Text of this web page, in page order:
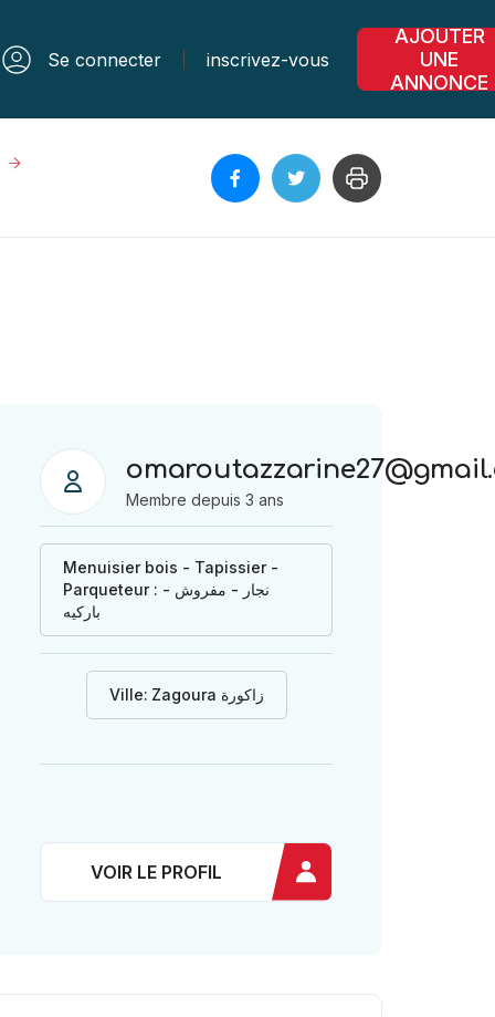
Se connecter inscrivez-vous
AJOUTER
UNE
ANNONCE
Membre depuis 3 ans
Menuisier bois - Tapissier -
Parqueteur : نجار - مفروش -
باركيه
Ville: Zagoura زاكورة
VOIR LE PROFIL